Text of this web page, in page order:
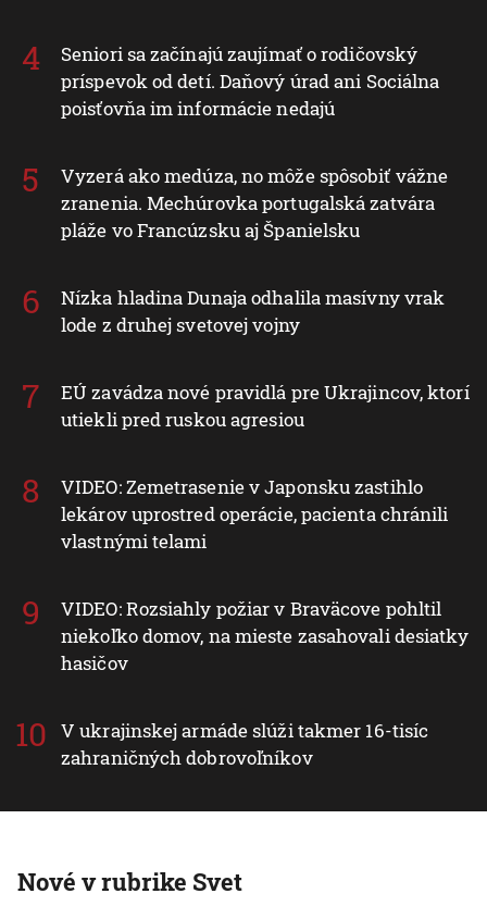
Seniori sa začínajú zaujímať o rodičovský
príspevok od detí. Daňový úrad ani Sociálna
poisťovňa im informácie nedajú
Vyzerá ako medúza, no môže spôsobiť vážne
zranenia. Mechúrovka portugalská zatvára
pláže vo Francúzsku aj Španielsku
Nízka hladina Dunaja odhalila masívny vrak
lode z druhej svetovej vojny
EÚ zavádza nové pravidlá pre Ukrajincov, ktorí
utiekli pred ruskou agresiou
VIDEO: Zemetrasenie v Japonsku zastihlo
lekárov uprostred operácie, pacienta chránili
vlastnými telami
VIDEO: Rozsiahly požiar v Braväcove pohltil
niekoľko domov, na mieste zasahovali desiatky
hasičov
V ukrajinskej armáde slúži takmer 16-tisíc
zahraničných dobrovoľníkov
Nové v rubrike Svet